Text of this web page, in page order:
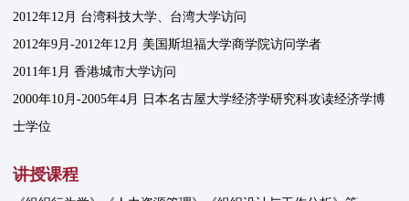
2012年12月 台湾科技大学、台湾大学访问
2012年9月-2012年12月 美国斯坦福大学商学院访问学者
2011年1月 香港城市大学访问
2000年10月-2005年4月 日本名古屋大学经济学研究科攻读经济学博
士学位
讲授课程